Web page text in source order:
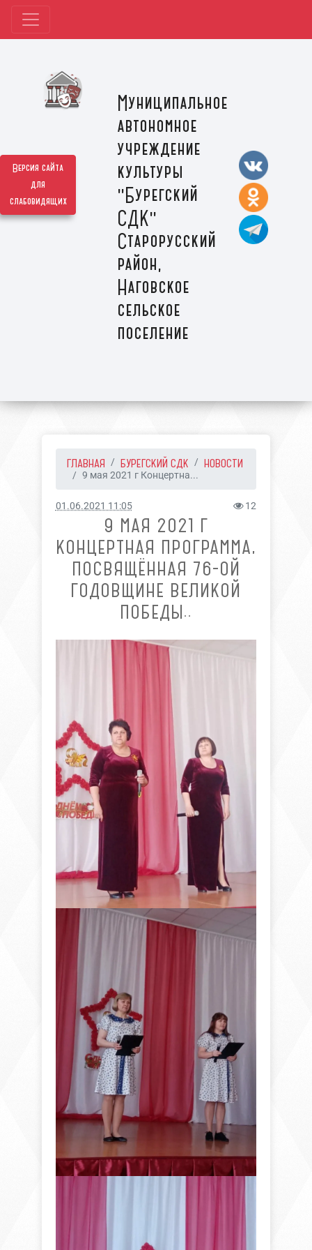
Версия сайта
для
слабовидящих
Муниципальное
автономное
учреждение
культуры
"Бурегский
СДК"
Старорусский
район,
Наговское
сельское
поселение
ГЛАВНАЯ БУРЕГСКИЙ СДК НОВОСТИ
9 мая 2021 г Концертна...
01.06.2021 11:05 12
9 МАЯ 2021 Г
КОНЦЕРТНАЯ ПРОГРАММА,
ПОСВЯЩЁННАЯ 76-ОЙ
ГОДОВЩИНЕ ВЕЛИКОЙ
ПОБЕДЫ..